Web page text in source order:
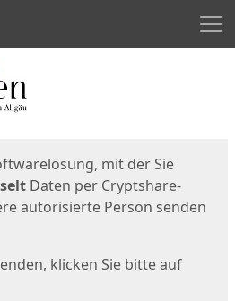
mit der Sie
Daten per Cryptshare-
autorisierte Person senden
klicken Sie bitte auf